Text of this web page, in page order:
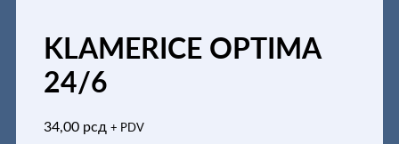
KLAMERICE OPTIMA
24/6
34,00 рсд + PDV